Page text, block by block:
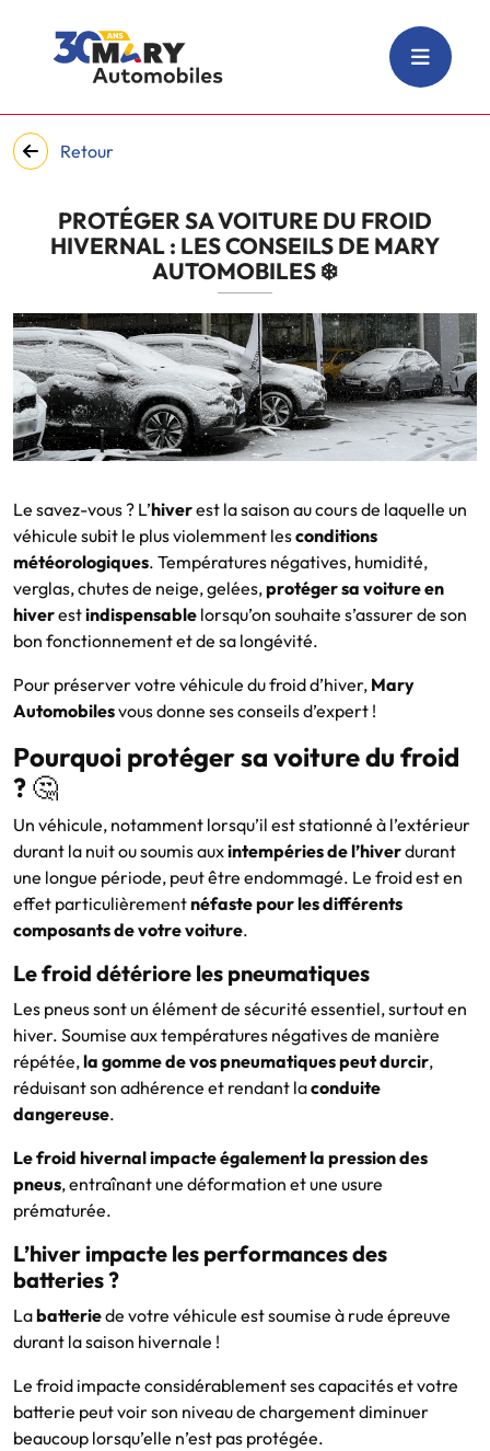
Retour
PROTÉGER SA VOITURE DU FROID
HIVERNAL : LES CONSEILS DE MARY
AUTOMOBILES ❄️
Le savez-vous ? L’hiverest la saison au cours de laquelle un
véhicule subit le plus violemment lesconditions
météorologiques. Températures négatives, humidité,
verglas, chutes de neige, gelées,protéger sa voiture en
hiverestindispensable lorsqu’on souhaite s’assurer de son
bon fonctionnement et de sa longévité.
Pour préserver votre véhicule du froid d’hiver, Mary
Automobilesvous donne ses conseils d’expert !
Pourquoi protéger sa voiture du froid
? 🤔
Un véhicule, notamment lorsqu’il est stationné à l’extérieur
durant la nuit ou soumis auxintempéries de l’hiverdurant
une longue période, peut être endommagé. Le froid est en
effet particulièrementnéfaste pour les différents
composants de votre voiture.
Le froid détériore les pneumatiques
Les pneus sont un élément de sécurité essentiel, surtout en
hiver. Soumise aux températures négatives de manière
répétée,la gomme de vos pneumatiques peut durcir,
réduisant son adhérence et rendant laconduite
dangereuse.
Le froid hivernal impacte également la pression des
pneus, entraînant une déformation et une usure
prématurée.
L’hiver impacte les performances des
batteries ?
Labatteriede votre véhicule est soumise à rude épreuve
durant la saison hivernale !
Le froid impacte considérablement ses capacités et votre
batterie peut voir son niveau de chargement diminuer
beaucoup lorsqu’elle n’est pas protégée.